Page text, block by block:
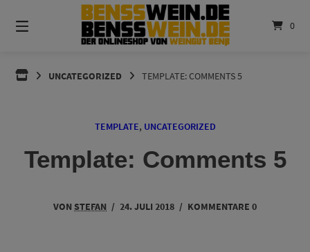
zum
0
BENSSWEIN.DE
UNCATEGORIZED TEMPLATE: COMMENTS 5
TEMPLATE, UNCATEGORIZED
Template: Comments 5
VON STEFAN / 24. JULI 2018 / KOMMENTARE 0